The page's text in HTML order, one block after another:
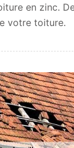
en zinc.
votre toiture.